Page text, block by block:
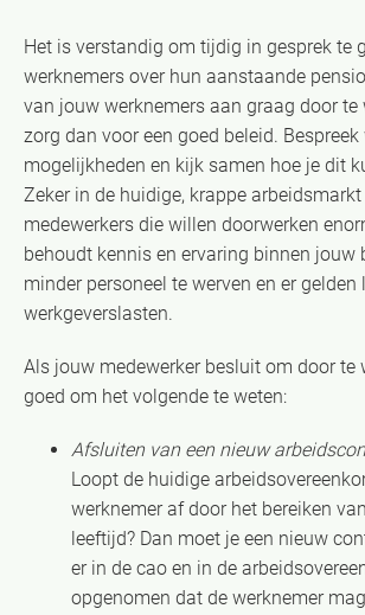
Het is verstandig om tijdig in gesprek te
werknemers over hun aanstaande
van jouw werknemers aan graag door te
zorg dan voor een goed beleid. Bespreek
mogelijkheden en kijk samen hoe je dit
Zeker in de huidige, krappe
medewerkers die willen doorwerken
behoudt kennis en ervaring binnen jouw
minder personeel te werven en er gelden
werkgeverslasten.
Als jouw medewerker besluit om door te
goed om het volgende te weten:
Afsluiten van een nieuw
Loopt de huidige
werknemer af door het bereiken
leeftijd? Dan moet je een nieuw
er in de cao en in de
opgenomen dat de werknemer